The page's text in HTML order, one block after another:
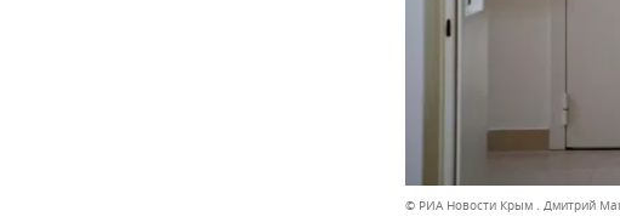
© РИА Новости Крым . Дмитрий